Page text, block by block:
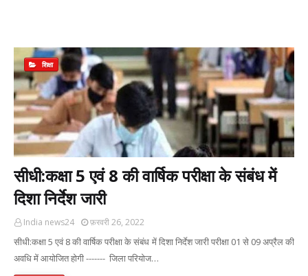
शिक्षा
सीधी:कक्षा 5 एवं 8 की वार्षिक परीक्षा के संबंध में
दिशा निर्देश जारी
India news24 फ़रवरी 26, 2022
सीधी:कक्षा 5 एवं 8 की वार्षिक परीक्षा के संबंध में दिशा निर्देश जारी परीक्षा 01 से 09 अप्रैल की
अवधि में आयोजित होगी ------- जिला परियोज…